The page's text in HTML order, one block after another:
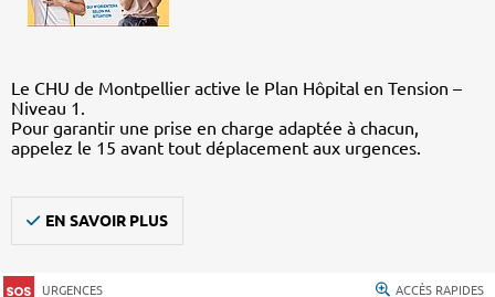
Le CHU de Montpellier active le Plan Hôpital en Tension –
Niveau 1.
Pour garantir une prise en charge adaptée à chacun,
appelez le 15 avant tout déplacement aux urgences.
EN SAVOIR PLUS
URGENCES ACCÈS RAPIDES